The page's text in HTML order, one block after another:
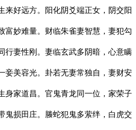
来好远方。阳化阴爻端正女，阴交阳
富妙难量。财临朱雀妻智慧，妻犯勾
行妻性刚。妻临玄武多阴暗，心意瞒
妾美容光。卦若无妻常独自，妻财安
身家道昌。官鬼青龙同一位，家荣子
鬼损田庄。螣蛇犯鬼多萦绊，白虎交